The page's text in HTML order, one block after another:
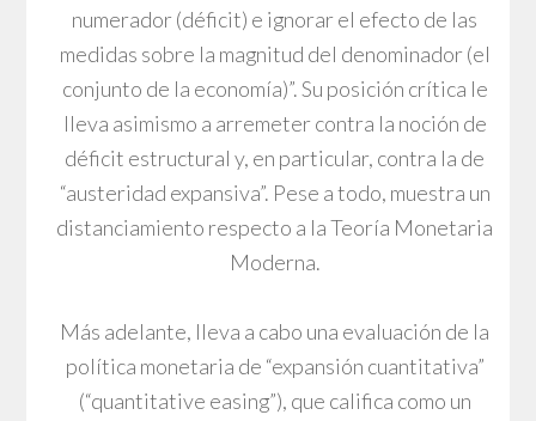
numerador (déficit) e ignorar el efecto de las
medidas sobre la magnitud del denominador (el
conjunto de la economía)”. Su posición crítica le
lleva asimismo a arremeter contra la noción de
déficit estructural y, en particular, contra la de
“austeridad expansiva”. Pese a todo, muestra un
distanciamiento respecto a la Teoría Monetaria
Moderna.
Más adelante, lleva a cabo una evaluación de la
política monetaria de “expansión cuantitativa”
(“quantitative easing”), que califica como un